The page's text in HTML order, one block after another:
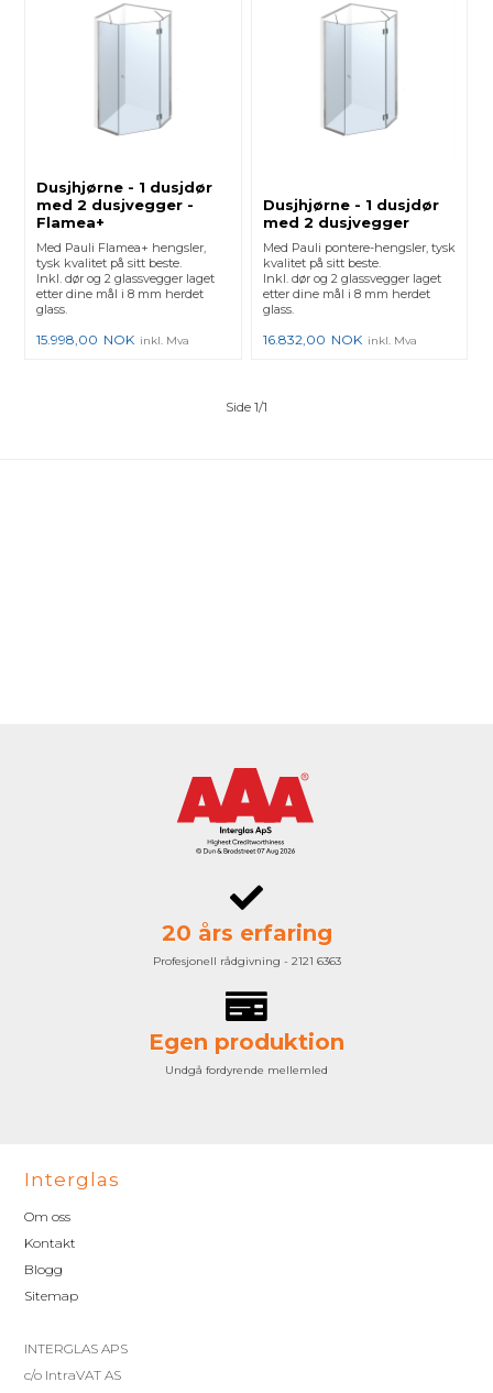
Dusjhjørne - 1 dusjdør
med 2 dusjvegger -
Flamea+
Med Pauli Flamea+ hengsler,
tysk kvalitet på sitt beste.
Inkl. dør og 2 glassvegger laget
etter dine mål i 8 mm herdet
glass.
15.998,00 NOK inkl. Mva
Dusjhjørne - 1 dusjdør
med 2 dusjvegger
Med Pauli pontere-hengsler, tysk
kvalitet på sitt beste.
Inkl. dør og 2 glassvegger laget
etter dine mål i 8 mm herdet
glass.
16.832,00 NOK inkl. Mva
Side 1/1
20 års erfaring
Profesjonell rådgivning - 2121 6363
Egen produktion
Undgå fordyrende mellemled
Interglas
Om oss
Kontakt
Blogg
Sitemap
INTERGLAS APS
c/o IntraVAT AS